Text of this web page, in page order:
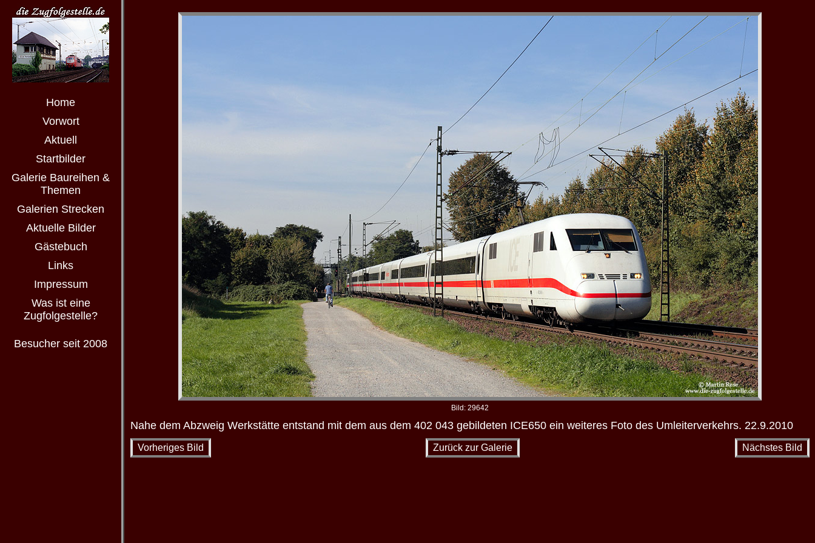
Home
Vorwort
Aktuell
Startbilder
Galerie Baureihen &
Themen
Galerien Strecken
Aktuelle Bilder
Gästebuch
Links
Impressum
Was ist eine
Zugfolgestelle?
Besucher seit 2008
Bild: 29642
Nahe dem Abzweig Werkstätte entstand mit dem aus dem 402 043 gebildeten ICE650 ein weiteres Foto des Umleiterverkehrs. 22.9.2010
Vorheriges Bild Zurück zur Galerie Nächstes Bild